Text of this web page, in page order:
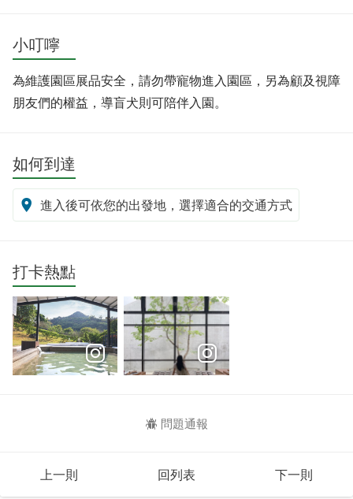
小叮嚀
為維護園區展品安全，請勿帶寵物進入園區，另為顧及視障
朋友們的權益，導盲犬則可陪伴入園。
如何到達
進入後可依您的出發地，選擇適合的交通方式
打卡熱點
問題通報
上一則 回列表 下一則